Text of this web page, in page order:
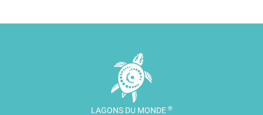
LAGONS DU MONDE ®